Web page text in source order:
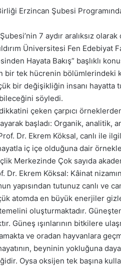
Erzincan Şubesi
7 aydır aralıksız
Üniversitesi Fen Edebiyat
Hayata Bakış” başlıklı
bir tek hücrenin bölümlerindeki
bir değişikliğin insanı hayatta
söyledi.
dikkatini çeken çarpıcı
başladı: Organik,
Dr. Ekrem Köksal, canlı ile
iç içe olduğuna dair
Merkezinde Çok sayıda
Dr. Ekrem Köksal: Kâinat
yapısından tutunuz canlı ve
atomda en büyük enerjiler
oluşturmaktadır.
Güneş ışınlarının bitkilere
ve oradan hayvanlara
beyninin yokluğuna
Oysa oksijen tek başına